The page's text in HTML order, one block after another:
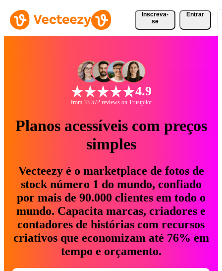
Inscreva-
se
Entrar
4.9
from 33.572 reviews on Trustpilot
Planos acessíveis com preços
simples
Vecteezy é o marketplace de fotos de
stock número 1 do mundo, confiado
por mais de 90.000 clientes em todo o
mundo. Capacita marcas, criadores e
contadores de histórias com recursos
criativos que economizam até 76% em
tempo e orçamento.